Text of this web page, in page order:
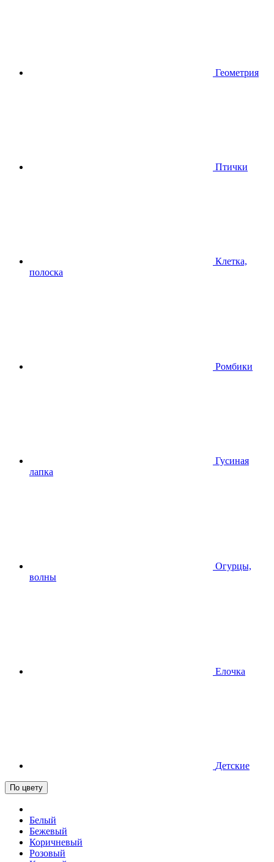
Геометрия
Птички
Клетка,
полоска
Ромбики
Гусиная
лапка
Огурцы,
волны
Елочка
Детские
По цвету
Белый
Бежевый
Коричневый
Розовый